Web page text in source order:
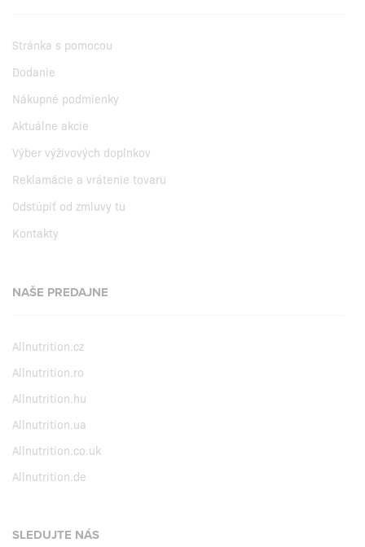
Stránka s pomocou
Dodanie
Nákupné podmienky
Aktuálne akcie
Výber výživových doplnkov
Reklamácie a vrátenie tovaru
Odstúpiť od zmluvy tu
Kontakty
NAŠE PREDAJNE
Allnutrition.cz
Allnutrition.ro
Allnutrition.hu
Allnutrition.ua
Allnutrition.co.uk
Allnutrition.de
SLEDUJTE NÁS